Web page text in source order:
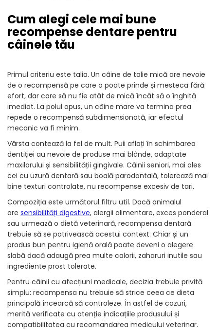
Cum alegi cele mai bune
recompense dentare pentru
câinele tău
Primul criteriu este talia. Un câine de talie mică are nevoie
de o recompensă pe care o poate prinde și mesteca fără
efort, dar care să nu fie atât de mică încât să o înghită
imediat. La polul opus, un câine mare va termina prea
repede o recompensă subdimensionată, iar efectul
mecanic va fi minim.
Vârsta contează la fel de mult. Puii aflați în schimbarea
dentiției au nevoie de produse mai blânde, adaptate
maxilarului și sensibilității gingivale. Câinii seniori, mai ales
cei cu uzură dentară sau boală parodontală, tolerează mai
bine texturi controlate, nu recompense excesiv de tari.
Compoziția este următorul filtru util. Dacă animalul
are sensibilități digestive, alergii alimentare, exces ponderal
sau urmează o dietă veterinară, recompensa dentară
trebuie să se potrivească acestui context. Chiar și un
produs bun pentru igienă orală poate deveni o alegere
slabă dacă adaugă prea multe calorii, zaharuri inutile sau
ingrediente prost tolerate.
Pentru câinii cu afecțiuni medicale, decizia trebuie privită
simplu: recompensa nu trebuie să strice ceea ce dieta
principală încearcă să controleze. În astfel de cazuri,
merită verificate cu atenție indicațiile produsului și
compatibilitatea cu recomandarea medicului veterinar.